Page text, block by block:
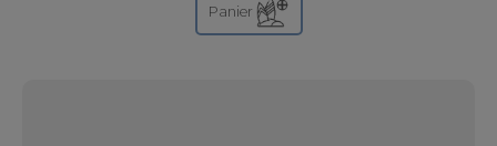
Panier